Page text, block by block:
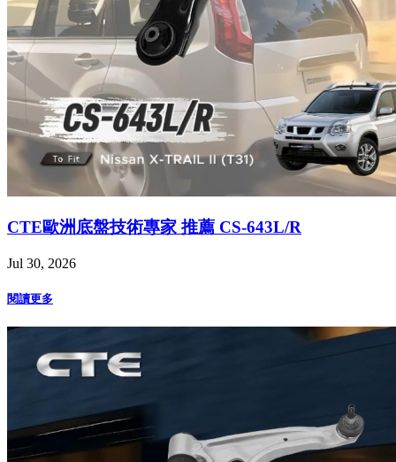
CTE歐洲底盤技術專家 推薦 CS-643L/R
Jul 30, 2026
閱讀更多